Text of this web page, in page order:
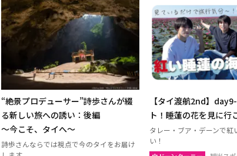
“絶景プロデューサー”詩歩さんが綴
る新しい旅への誘い：後編
～今こそ、タイへ～
詩歩さんならでは視点で今のタイをお届け
【タイ渡航2nd】
ト！睡蓮の花を見に行
タレー・ブア・デーンで紅
い！